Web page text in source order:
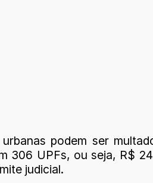
urbanas podem ser
306 UPFs, ou seja, R$
judicial.